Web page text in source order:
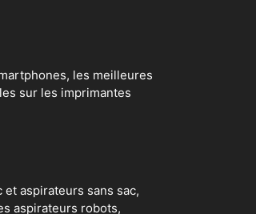
les meilleures
sur les imprimantes
aspirateurs sans sac,
aspirateurs robots,